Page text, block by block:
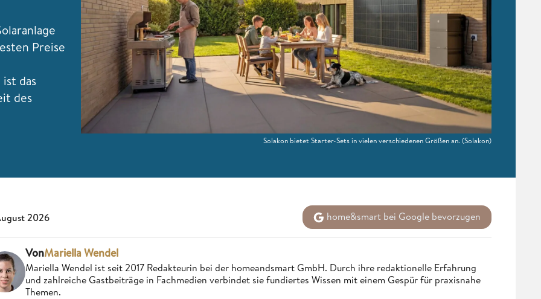
Preise
das
des
Solakon bietet Starter-Sets in vielen verschiedenen Größen an.(Solakon)
2026 home&smart bei Google bevorzugen
VonMariella Wendel
Mariella Wendel ist seit 2017 Redakteurin bei der homeandsmart GmbH. Durch ihre redaktionelle Erfahrung
und zahlreiche Gastbeiträge in Fachmedien verbindet sie fundiertes Wissen mit einem Gespür für praxisnahe
Themen.